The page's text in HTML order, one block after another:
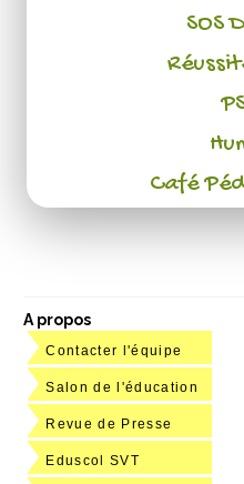
SOS
Café
A propos
Contacter l'équipe
Salon de l'éducation
Revue de Presse
Eduscol SVT